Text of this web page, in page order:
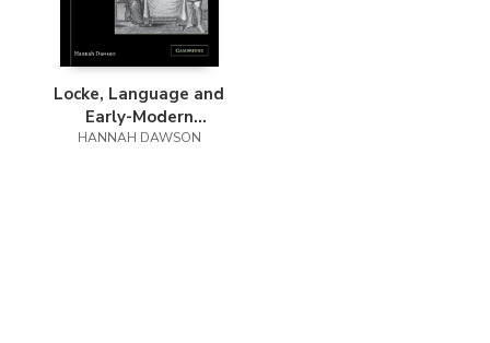
Locke, Language and
Early-Modern
Philosophy
HANNAH DAWSON